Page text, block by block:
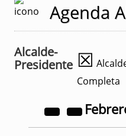
Agenda
Alcalde-
Presidente ☒
Completa